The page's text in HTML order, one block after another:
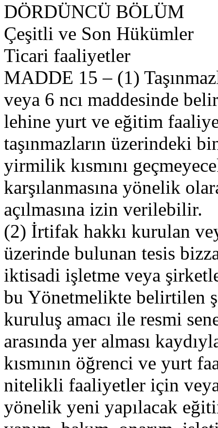
DÖRDÜNCÜ BÖLÜM
Çeşitli ve Son Hükümler
Ticari faaliyetler
MADDE 15 – (1)
veya 6 ncı maddesinde
lehine yurt ve eğitim
taşınmazların üzerindeki
yirmilik kısmını
karşılanmasına yönelik
açılmasına izin verilebilir.
(2) İrtifak hakkı kurulan
üzerinde bulunan tesis
iktisadi işletme veya
bu Yönetmelikte belirtilen
kuruluş amacı ile resmi
arasında yer alması
kısmının öğrenci ve yurt
nitelikli faaliyetler için
yönelik yeni yapılacak